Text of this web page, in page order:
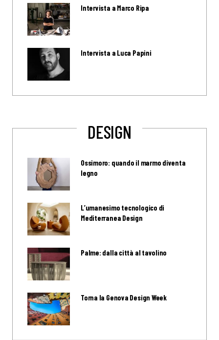
Intervista a Marco Ripa
Intervista a Luca Papini
DESIGN
Ossimoro: quando il marmo diventa
legno
L’umanesimo tecnologico di
Mediterranea Design
Palme: dalla città al tavolino
Torna la Genova Design Week